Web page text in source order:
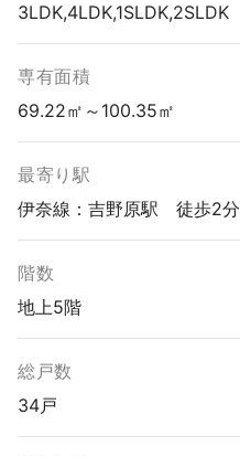
3LDK,4LDK,1SLDK,2SLDK
専有面積
69.22㎡～100.35㎡
最寄り駅
伊奈線：吉野原駅 徒歩2分
階数
地上5階
総戸数
34戸